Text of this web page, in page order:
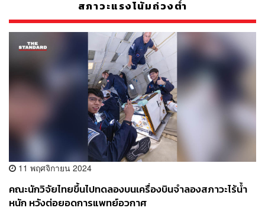
สภาวะแรงโน้มถ่วงต่ำ
11 พฤศจิกายน 2024
คณะนักวิจัยไทยขึ้นไปทดลองบนเครื่องบินจำลองสภาวะไร้น้ำ
หนัก หวังต่อยอดการแพทย์อวกาศ